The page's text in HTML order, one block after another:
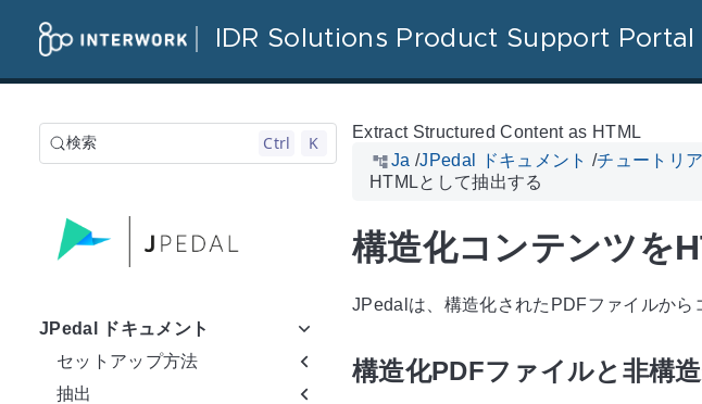
IDR Solutions Product Support Portal
検索 Ctrl K
JPedal ドキュメント
セットアップ方法
抽出
Extract Structured Content as HTML
Ja /JPedal ドキュメント /チュートリ
HTMLとして抽出する
構造化コンテンツを
JPedalは、構造化されたPDFファイルから
構造化PDFファイルと非構